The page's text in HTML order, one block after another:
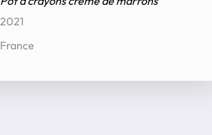
2021
France